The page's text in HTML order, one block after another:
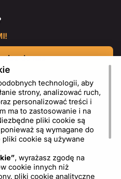
do nas
- US Dollar ($)
technologii, aby
strony, analizować ruch,
personalizować treści i
ma to zastosowanie i na
pliki cookie są
są wymagane do
pliki cookie są używane
, wyrażasz zgodę na
cookie innych niż
pliki cookie analityczne